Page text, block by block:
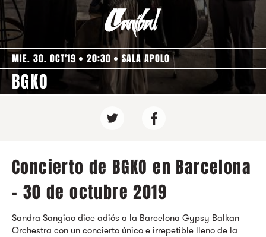
MIE. 30. OCT'19 20:30 SALA APOLO
BGKO
Concierto de BGKO en Barcelona
- 30 de octubre 2019
Sandra Sangiao dice adiós a la Barcelona Gypsy Balkan
Orchestra con un concierto único e irrepetible lleno de la